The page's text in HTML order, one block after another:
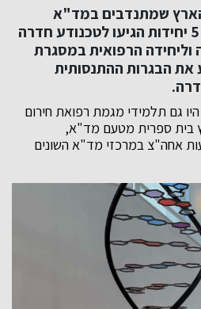
הארץ שמתנדבים במד"א
ועושים בגרות בביולוגיה 5 יחידות הגיעו לטכנודע חדרה
וליחידה הרפואית במסגרת
את הבגרות ההתנסותית
גם תלמידי מגמת רפואת חירום
בית ספרית מטעם מד"א,
אחה"צ במרכזי מד"א השונים